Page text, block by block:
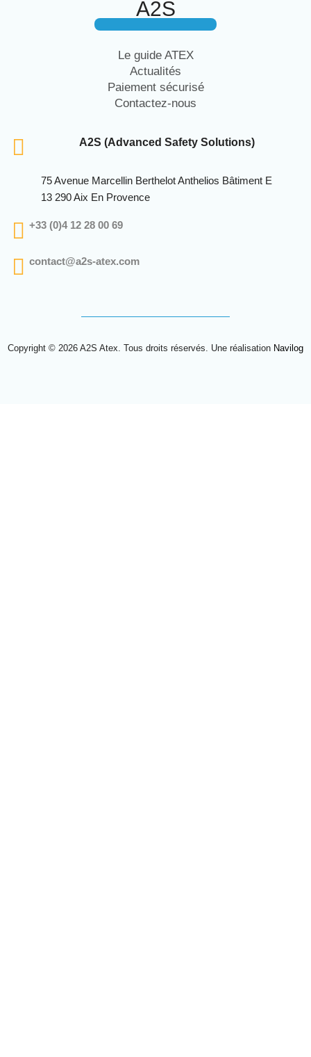
A2S
Le guide ATEX
Actualités
Paiement sécurisé
Contactez-nous
A2S (Advanced Safety Solutions)
75 Avenue Marcellin Berthelot Anthelios Bâtiment E
13 290 Aix En Provence
+33 (0)4 12 28 00 69
contact@a2s-atex.com
Copyright © 2026 A2S Atex. Tous droits réservés. Une réalisation Navilog